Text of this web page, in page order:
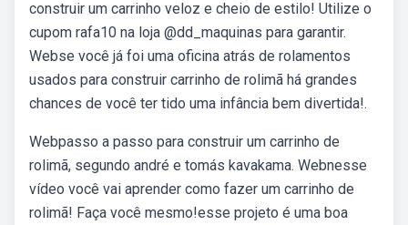
construir um carrinho veloz e cheio de estilo! Utilize o
cupom rafa10 na loja @dd_maquinas para garantir.
Webse você já foi uma oficina atrás de rolamentos
usados para construir carrinho de rolimã há grandes
chances de você ter tido uma infância bem divertida!.
Webpasso a passo para construir um carrinho de
rolimã, segundo andré e tomás kavakama. Webnesse
vídeo você vai aprender como fazer um carrinho de
rolimã! Faça você mesmo!esse projeto é uma boa